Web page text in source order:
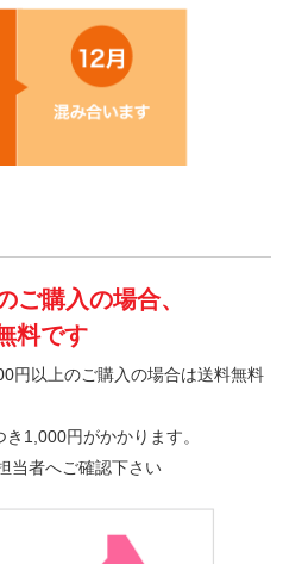
ご購入の場合、
料です
円以上のご購入の場合は送料無料
1,000円がかかります。
当者へご確認下さい